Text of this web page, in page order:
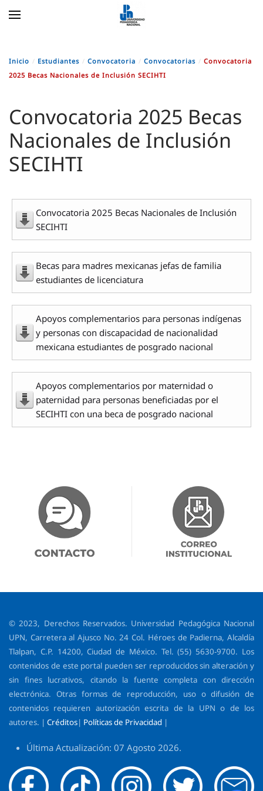
Inicio Estudiantes Convocatoria Convocatorias
Convocatoria
2025 Becas Nacionales de Inclusión SECIHTI
Convocatoria 2025 Becas
Nacionales de Inclusión
SECIHTI
Convocatoria 2025 Becas Nacionales de Inclusión
SECIHTI
Becas para madres mexicanas jefas de familia
estudiantes de licenciatura
Apoyos complementarios para personas indígenas
y personas con discapacidad de nacionalidad
mexicana estudiantes de posgrado nacional
Apoyos complementarios por maternidad o
paternidad para personas beneficiadas por el
SECIHTI con una beca de posgrado nacional
© 2023, Derechos Reservados. Universidad Pedagógica Nacional
UPN, Carretera al Ajusco No. 24 Col. Héroes de Padierna, Alcaldía
Tlalpan, C.P. 14200, Ciudad de México. Tel. (55) 5630-9700. Los
contenidos de este portal pueden ser reproducidos sin alteración y
sin fines lucrativos, citando la fuente completa con dirección
electrónica. Otras formas de reproducción, uso o difusión de
contenidos requieren autorización escrita de la UPN o de los
autores. | Créditos| Políticas de Privacidad |
Última Actualización: 07 Agosto 2026.